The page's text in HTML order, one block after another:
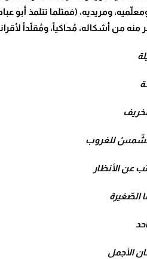
ومريديه، (فمثلما تتلمذ
منه من أشكاله، مُحاكياً، ومُقلّداً
الشّمسُ للغروب
عن الأنظار
الصّغيرة
الأجمل